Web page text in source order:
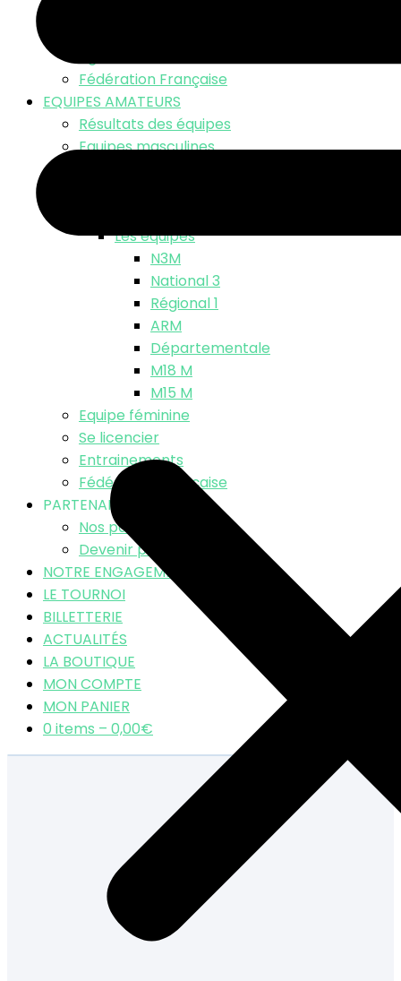
Fédération Française
EQUIPES AMATEURS
Résultats des équipes
Equipes masculines
Les équipes
N3M
National 3
Régional 1
ARM
Départementale
M18 M
M15 M
Equipe féminine
Se licencier
Entrainements
Fédération Française
PARTENAIRES
Nos partenaires
Devenir partenaire
NOTRE ENGAGEMENT RSE
LE TOURNOI
BILLETTERIE
ACTUALITÉS
LA BOUTIQUE
MON COMPTE
MON PANIER
0 items – 0,00€